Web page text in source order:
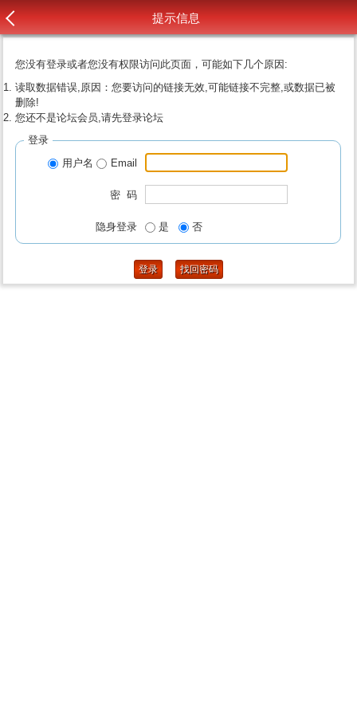
提示信息
您没有登录或者您没有权限访问此页面，可能如下几个原因:
读取数据错误,原因：您要访问的链接无效,可能链接不完整,或数据已被
删除!
您还不是论坛会员,请先登录论坛
登录
用户名
Email
密 码
隐身登录 是 否